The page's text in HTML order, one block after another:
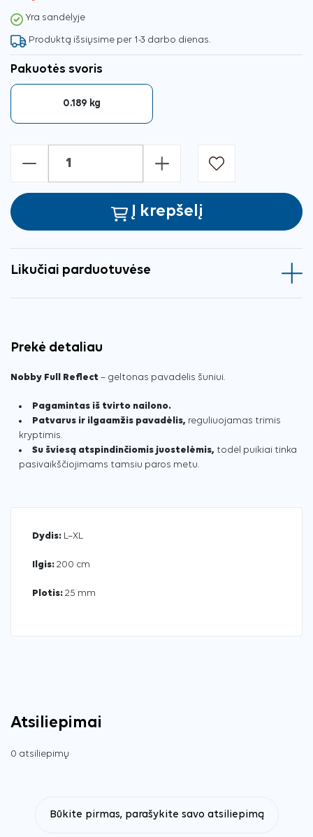
Yra sandėlyje
Produktą išsiųsime per 1-3 darbo dienas.
Pakuotės svoris
0.189 kg
- +
Į krepšelį
Likučiai parduotuvėse
Prekė detaliau
Nobby Full Reflect – geltonas pavadėlis šuniui.
Pagamintas iš tvirto nailono.
Patvarus ir ilgaamžis pavadėlis, reguliuojamas trimis
kryptimis.
Su šviesą atspindinčiomis juostelėmis, todėl puikiai tinka
pasivaikščiojimams tamsiu paros metu.
Dydis: L–XL
Ilgis: 200 cm
Plotis: 25 mm
Atsiliepimai
0 atsiliepimų
Būkite pirmas, parašykite savo atsiliepimą